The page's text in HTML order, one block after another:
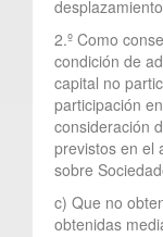
2.º Como
condición de
capital no
participación
consideración
previstos en el
sobre
c) Que no
obtenidas